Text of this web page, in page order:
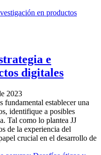
e
digitales
2023
fundamental establecer una
identifique a posibles
Tal como lo plantea JJ
de la experiencia del
crucial en el desarrollo de